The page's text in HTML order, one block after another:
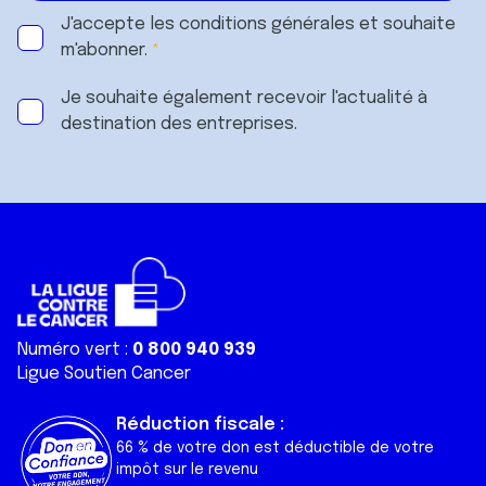
J'accepte les conditions générales et souhaite
m'abonner.
Je souhaite également recevoir l'actualité à
destination des entreprises.
Numéro vert : 0 800 940 939
Ligue Soutien Cancer
Réduction fiscale :
66 % de votre don est déductible de votre
impôt sur le revenu